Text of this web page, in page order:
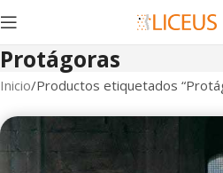
Protágoras
Inicio Productos etiquetados